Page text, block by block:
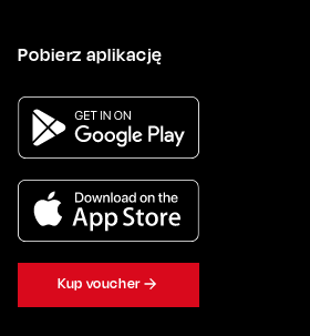
Pobierz aplikację
Kup voucher